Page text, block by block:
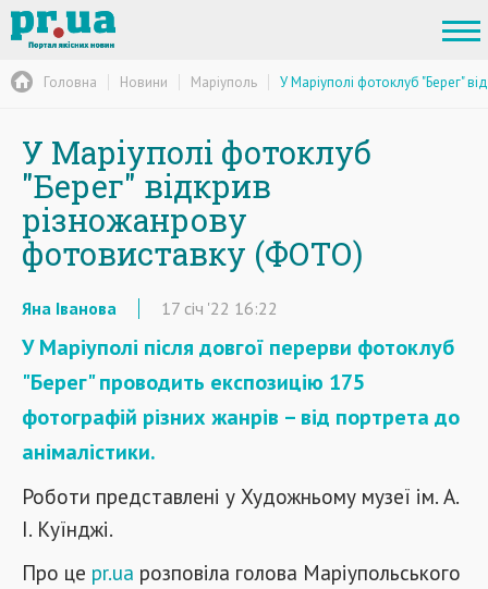
Головна Новини Маріуполь У Маріуполі фотоклуб "Берег"
У Маріуполі фотоклуб
"Берег" відкрив
різножанрову
фотовиставку (ФОТО)
Яна Іванова 17 січ '22 16:22
У Маріуполі після довгої перерви фотоклуб
"Берег" проводить експозицію 175
фотографій різних жанрів – від портрета до
анімалістики.
Роботи представлені у Художньому музеї ім. А.
І. Куїнджі.
Про це pr.ua розповіла голова Маріупольського